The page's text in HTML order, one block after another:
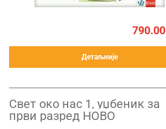
790.00
Детаљније
Свет око нас 1, уџбеник за
први разред НОВО